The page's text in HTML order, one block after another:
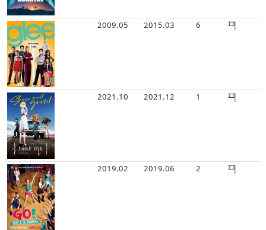
2009.05 2015.03 6
2021.10 2021.12 1
2019.02 2019.06 2